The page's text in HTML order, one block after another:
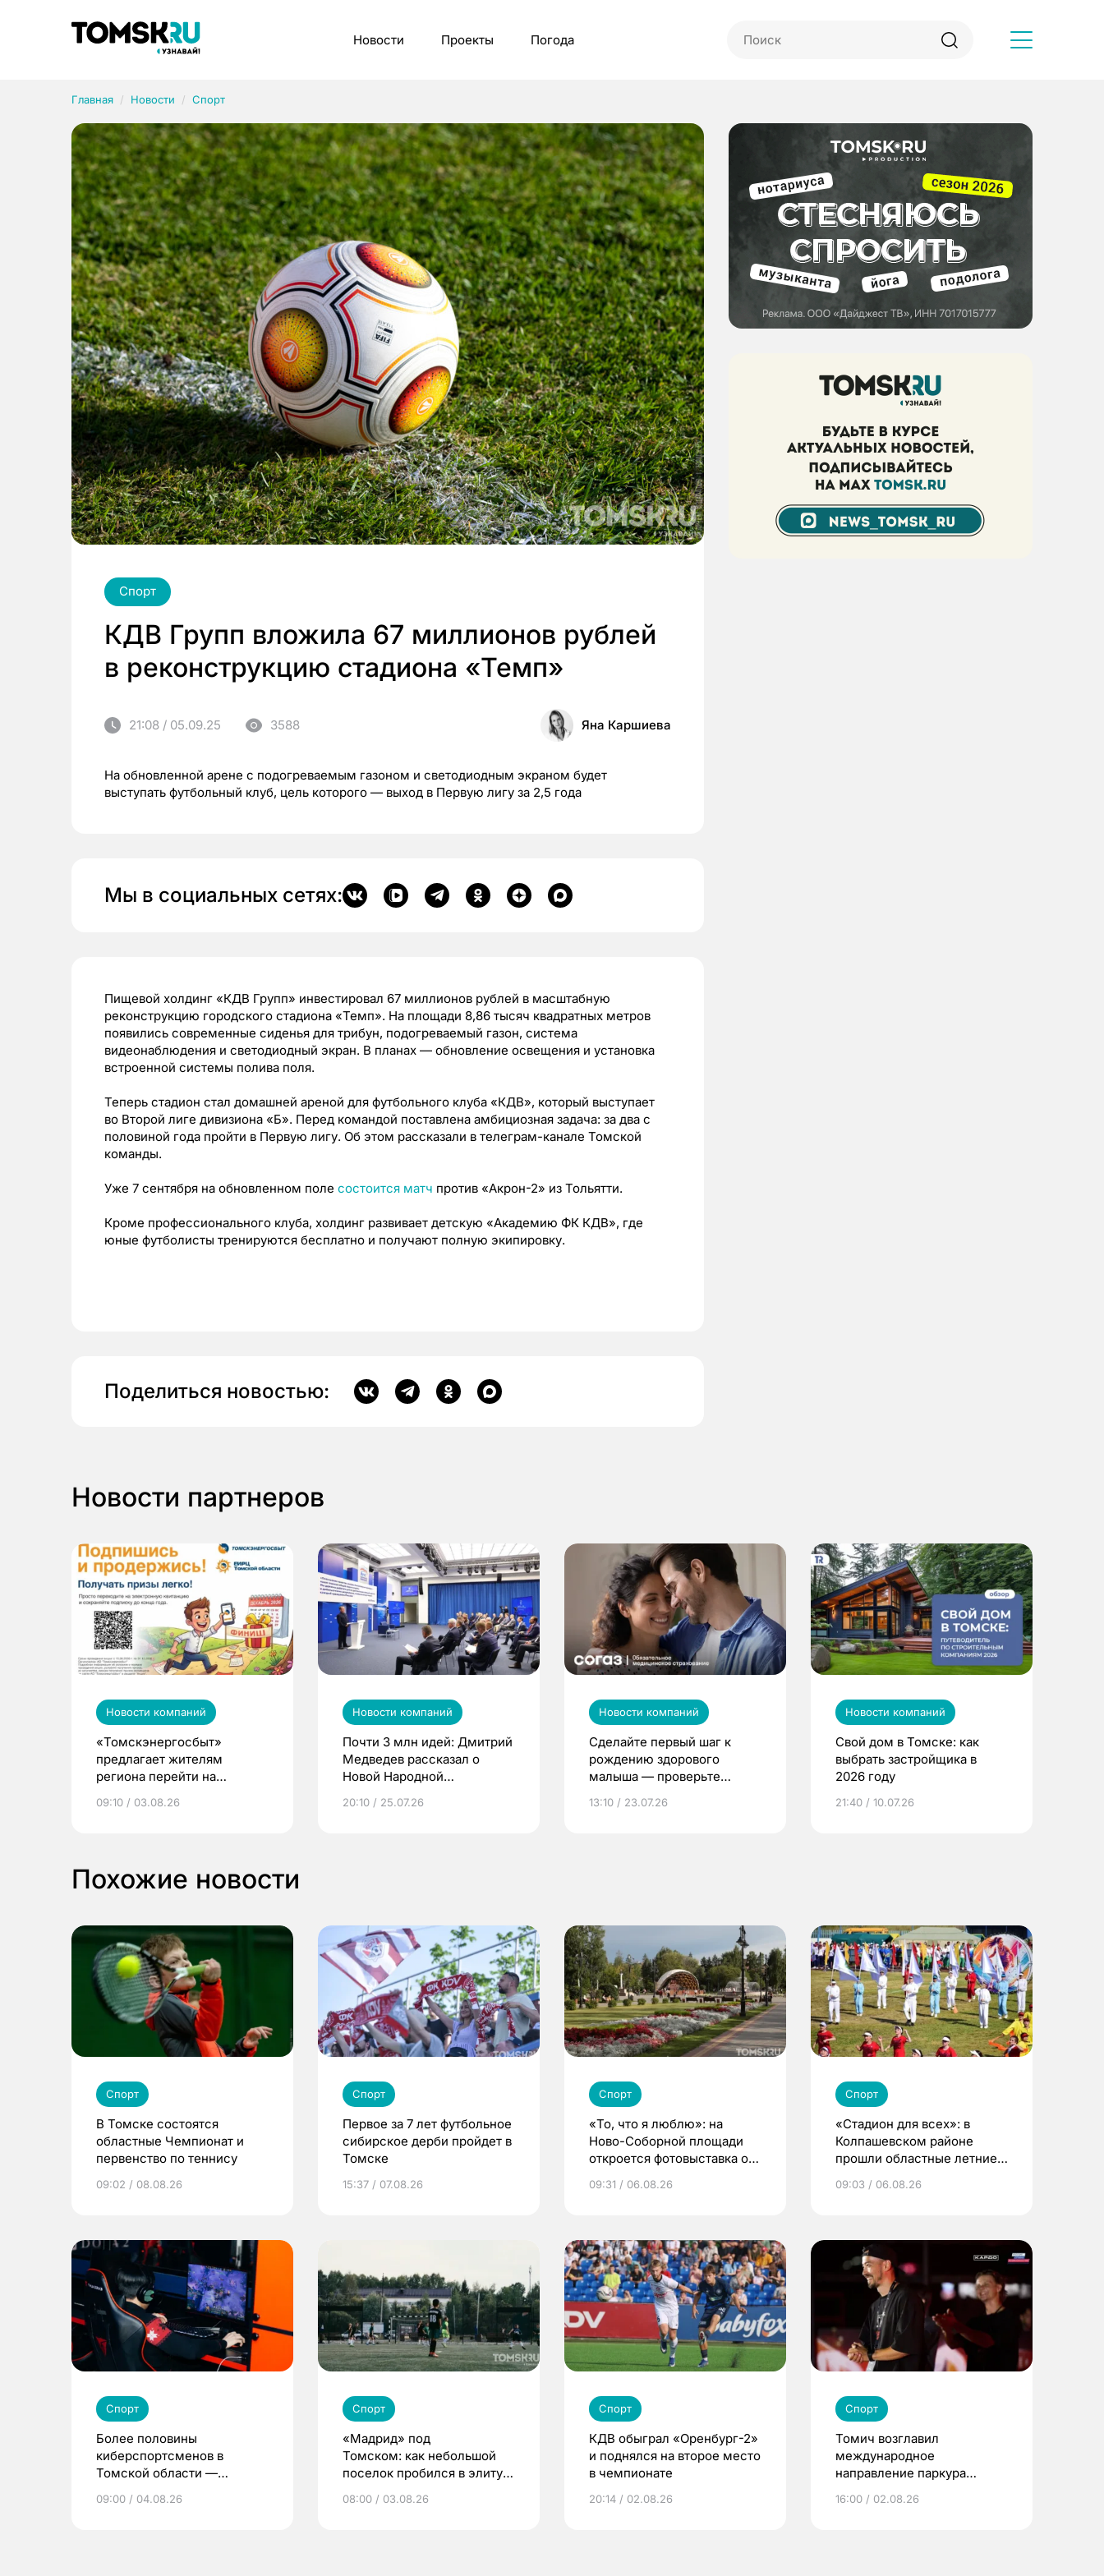
Новости Проекты Погода
Главная Новости Спорт
Спорт
КДВ Групп вложила 67 миллионов рублей
в реконструкцию стадиона «Темп»
21:08 / 05.09.25 3588 Яна Каршиева
На обновленной арене с подогреваемым газоном и светодиодным экраном будет
выступать футбольный клуб, цель которого — выход в Первую лигу за 2,5 года
Мы в социальных сетях:
Пищевой холдинг «КДВ Групп» инвестировал 67 миллионов рублей в масштабную
реконструкцию городского стадиона «Темп». На площади 8,86 тысяч квадратных метров
появились современные сиденья для трибун, подогреваемый газон, система
видеонаблюдения и светодиодный экран. В планах — обновление освещения и установка
встроенной системы полива поля.
Теперь стадион стал домашней ареной для футбольного клуба «КДВ», который выступает
во Второй лиге дивизиона «Б». Перед командой поставлена амбициозная задача: за два с
половиной года пройти в Первую лигу. Об этом рассказали в телеграм-канале Томской
команды.
Уже 7 сентября на обновленном поле состоится матч против «Акрон-2» из Тольятти.
Кроме профессионального клуба, холдинг развивает детскую «Академию ФК КДВ», где
юные футболисты тренируются бесплатно и получают полную экипировку.
Поделиться новостью:
Новости партнеров
Новости компаний
«Томскэнергосбыт»
предлагает жителям
региона перейти на
выиграть призы
09:10 / 03.08.26
Новости компаний
Почти 3 млн идей: Дмитрий
Медведев рассказал о
Новой Народной
20:10 / 25.07.26
Новости компаний
Сделайте первый шаг к
рождению здорового
малыша — проверьте
по ОМС!
13:10 / 23.07.26
Новости компаний
Свой дом в Томске: как
выбрать застройщика в
2026 году
21:40 / 10.07.26
Похожие новости
Спорт
В Томске состоятся
областные Чемпионат и
первенство по теннису
09:02 / 08.08.26
Спорт
Первое за 7 лет футбольное
сибирское дерби пройдет в
Томске
15:37 / 07.08.26
Спорт
«То, что я люблю»: на
Ново-Соборной площади
откроется фотовыставка о
09:31 / 06.08.26
Спорт
«Стадион для всех»: в
Колпашевском районе
прошли областные летние
09:03 / 06.08.26
Спорт
Более половины
киберспортсменов в
Томской области —
09:00 / 04.08.26
Спорт
«Мадрид» под
Томском: как небольшой
поселок пробился в элиту
08:00 / 03.08.26
Спорт
КДВ обыграл «Оренбург-2»
и поднялся на второе место
в чемпионате
20:14 / 02.08.26
Спорт
Томич возглавил
международное
направление паркура
16:00 / 02.08.26
Рубрики